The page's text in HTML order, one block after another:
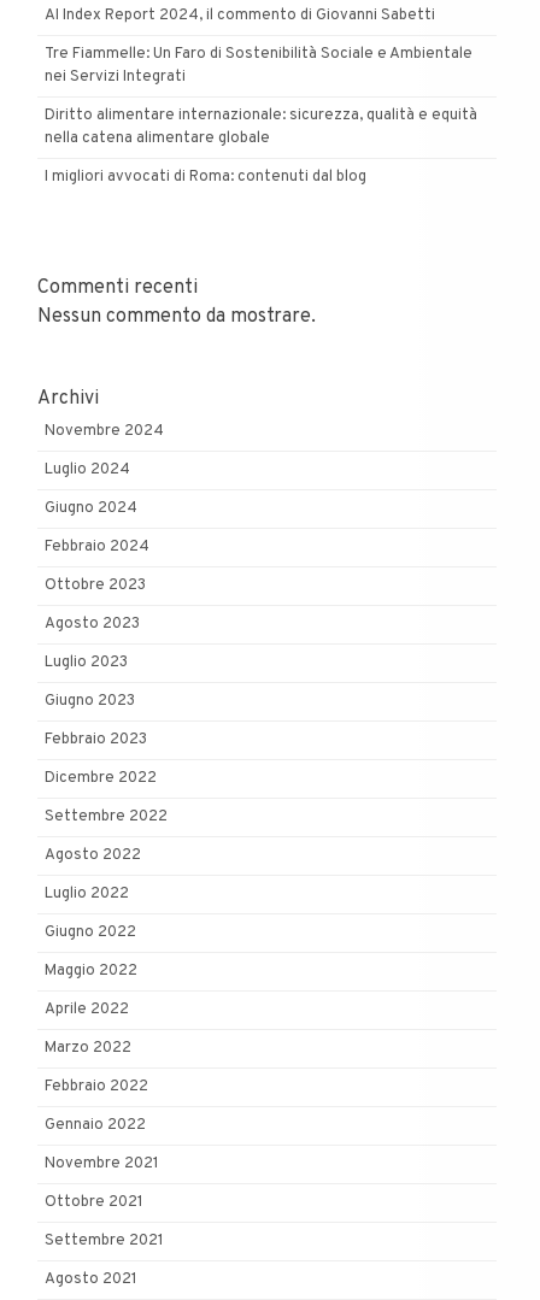
AI Index Report 2024, il commento di Giovanni Sabetti
Tre Fiammelle: Un Faro di Sostenibilità Sociale e Ambientale
nei Servizi Integrati
Diritto alimentare internazionale: sicurezza, qualità e equità
nella catena alimentare globale
I migliori avvocati di Roma: contenuti dal blog
Commenti recenti
Nessun commento da mostrare.
Archivi
Novembre 2024
Luglio 2024
Giugno 2024
Febbraio 2024
Ottobre 2023
Agosto 2023
Luglio 2023
Giugno 2023
Febbraio 2023
Dicembre 2022
Settembre 2022
Agosto 2022
Luglio 2022
Giugno 2022
Maggio 2022
Aprile 2022
Marzo 2022
Febbraio 2022
Gennaio 2022
Novembre 2021
Ottobre 2021
Settembre 2021
Agosto 2021